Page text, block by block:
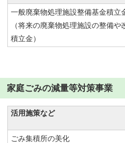
一般廃棄物処理施設整備基金積立
（将来の廃棄物処理施設の整備や
積立金）
家庭ごみの減量等対策事業
活用施策など
ごみ集積所の美化